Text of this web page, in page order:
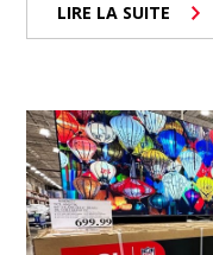
LIRE LA SUITE